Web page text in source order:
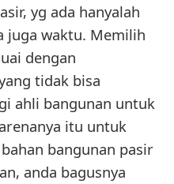
yg ada hanyalah
juga waktu. Memilih
dengan
tidak bisa
ahli bangunan untuk
itu untuk
bangunan pasir
anda bagusnya